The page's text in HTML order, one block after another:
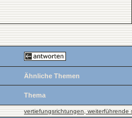
Ähnliche Themen
Thema
vertiefungsrichtungen, weiterführende